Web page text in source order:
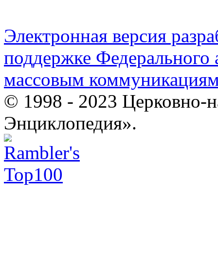
Электронная версия
поддержке Федерального
массовым
© 1998 - 2023 Церковно-
Энциклопедия».